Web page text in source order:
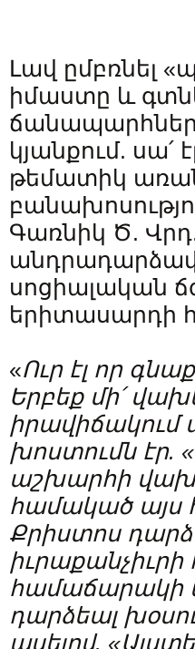
Լավ ըմբռնել
իմաստը և
կյանքում.
թեմատիկ
Գառնիկ Ծ.
սոցիալական
երիտասարդի
«Ուր էլ որ գնաք
Երբեք մի՛
իրավիճակում
խոստումն էր. «
աշխարհի
համակած այս
Քրիստոս
իւրաքանչիւրի
համաճարակի
դարձեալ
ասելով. «